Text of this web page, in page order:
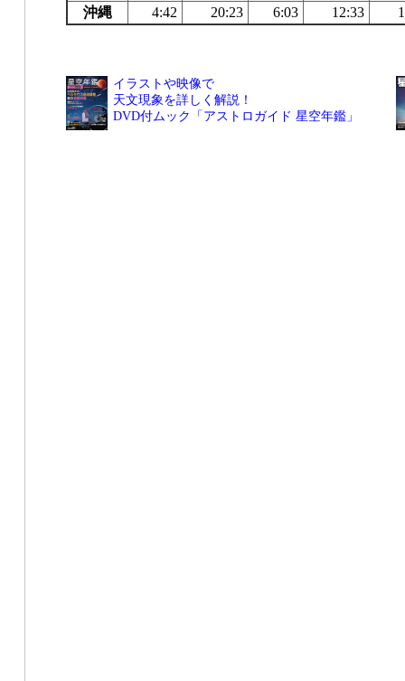
沖縄
4:42 20:23 6:03 12:33
イラストや映像で
天文現象を詳しく解説！
DVD付ムック「アストロガイド 星空年鑑」